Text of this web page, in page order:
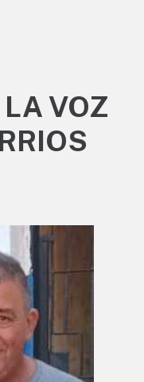
VOZ